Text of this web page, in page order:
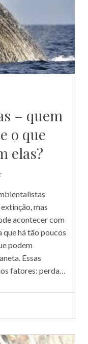
– quem
o que
elas?
mas
acontecer com
que há tão poucos
podem
Essas
fatores: perda…